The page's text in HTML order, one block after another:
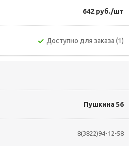
642 руб./шт
Доступно для заказа (1)
Пушкина 56
8(3822)94-12-58